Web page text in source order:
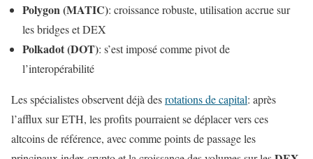
Polygon (MATIC): croissance robuste, utilisation accrue sur
les bridges et DEX
Polkadot (DOT): s’est imposé comme pivot de
l’interopérabilité
Les spécialistes observent déjà desrotations de capital: après
l’afflux sur ETH, les profits pourraient se déplacer vers ces
altcoins de référence, avec comme points de passage les